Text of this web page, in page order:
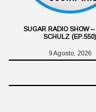
SUGAR RADIO SHOW –
SCHULZ (EP.550)
9 Agosto, 2026